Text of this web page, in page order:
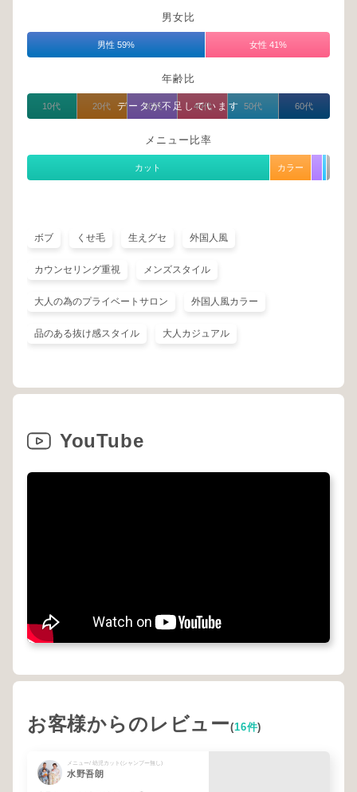
男女比
男性 59% 女性 41%
年齢比
データが不足しています
10代 20代 30代 40代 50代 60代
メニュー比率
カット カラー
ボブ くせ毛 生えグセ 外国人風
カウンセリング重視 メンズスタイル
大人の為のプライベートサロン 外国人風カラー
品のある抜け感スタイル 大人カジュアル
YouTube
お客様からのレビュー(16件)
メニュー/ 幼児カット(シャンプー無し)
水野吾朗